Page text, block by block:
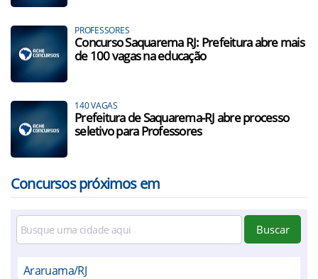
PROFESSORES
Concurso Saquarema RJ: Prefeitura abre mais
de 100 vagas na educação
140 VAGAS
Prefeitura de Saquarema-RJ abre processo
seletivo para Professores
Concursos próximos em
Buscar
Araruama/RJ